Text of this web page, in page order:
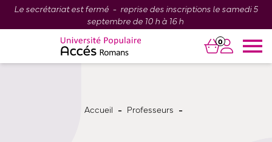
Le secrétariat est fermé - reprise des inscriptions le samedi 5
septembre de 10 h à 16 h
0
Accueil - Professeurs -